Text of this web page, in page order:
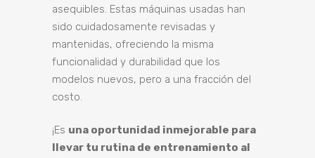
asequibles. Estas máquinas usadas han
sido cuidadosamente revisadas y
mantenidas, ofreciendo la misma
funcionalidad y durabilidad que los
modelos nuevos, pero a una fracción del
costo.
¡Es una oportunidad inmejorable para
llevar tu rutina de entrenamiento al